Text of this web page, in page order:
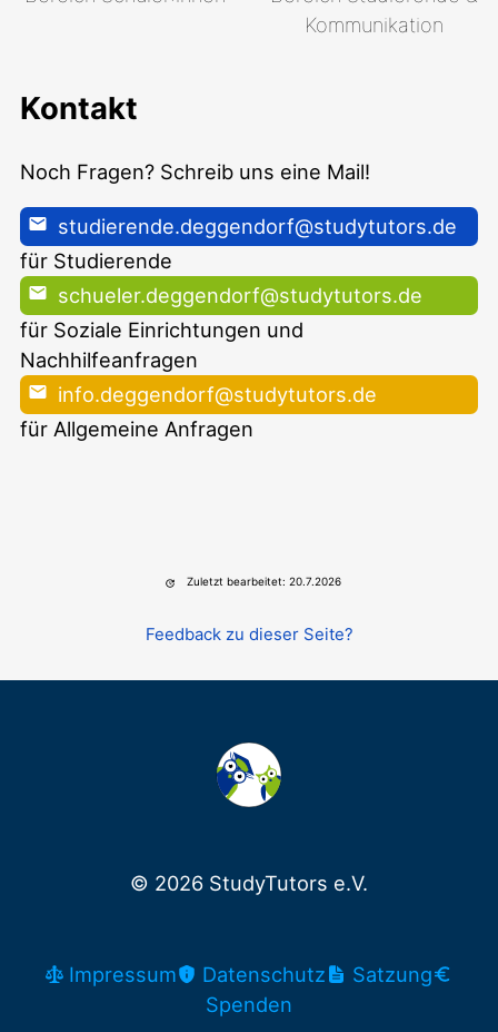
Kommunikation
Kontakt
Noch Fragen? Schreib uns eine Mail!
studierende.deggendorf@studytutors.de
für Studierende
schueler.deggendorf@studytutors.de
für Soziale Einrichtungen und
Nachhilfeanfragen
info.deggendorf@studytutors.de
für Allgemeine Anfragen
Zuletzt bearbeitet: 20.7.2026
Feedback zu dieser Seite?
© 2026 StudyTutors e.V.
Impressum Datenschutz
Satzung
Spenden